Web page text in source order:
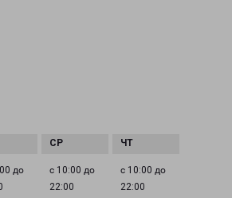
до
с 10:00 до
22:00
с 10:00 до
22:00